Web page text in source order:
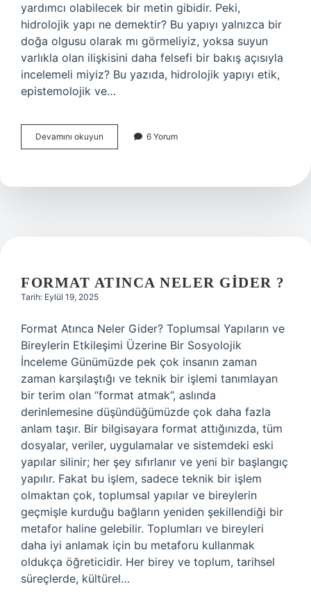
yardımcı olabilecek bir metin gibidir. Peki,
hidrolojik yapı ne demektir? Bu yapıyı yalnızca bir
doğa olgusu olarak mı görmeliyiz, yoksa suyun
varlıkla olan ilişkisini daha felsefi bir bakış açısıyla
incelemeli miyiz? Bu yazıda, hidrolojik yapıyı etik,
epistemolojik ve…
Devamını okuyun Hidrolojik
yapı
?
6 Yorum
FORMAT ATINCA NELER GIDER ?
Tarih: Eylül 19, 2025
Format Atınca Neler Gider? Toplumsal Yapıların ve
Bireylerin Etkileşimi Üzerine Bir Sosyolojik
İnceleme Günümüzde pek çok insanın zaman
zaman karşılaştığı ve teknik bir işlemi tanımlayan
bir terim olan “format atmak”, aslında
derinlemesine düşündüğümüzde çok daha fazla
anlam taşır. Bir bilgisayara format attığınızda, tüm
dosyalar, veriler, uygulamalar ve sistemdeki eski
yapılar silinir; her şey sıfırlanır ve yeni bir başlangıç
yapılır. Fakat bu işlem, sadece teknik bir işlem
olmaktan çok, toplumsal yapılar ve bireylerin
geçmişle kurduğu bağların yeniden şekillendiği bir
metafor haline gelebilir. Toplumları ve bireyleri
daha iyi anlamak için bu metaforu kullanmak
oldukça öğreticidir. Her birey ve toplum, tarihsel
süreçlerde, kültürel…